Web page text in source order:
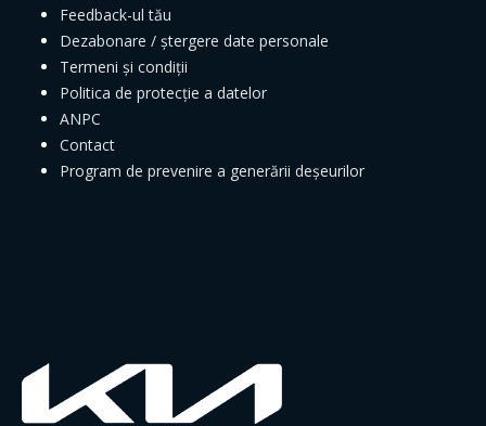
Feedback-ul tău
Dezabonare / ștergere date personale
Termeni și condiții
Politica de protecție a datelor
ANPC
Contact
Program de prevenire a generării deșeurilor